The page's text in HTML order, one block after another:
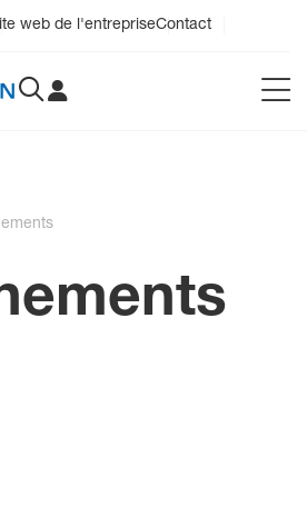
web de l'entrepriseContact